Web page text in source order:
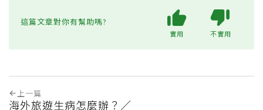
這篇文章對你有幫助嗎?
實用 不實用
上一篇
海外旅遊生病怎麼辦？／